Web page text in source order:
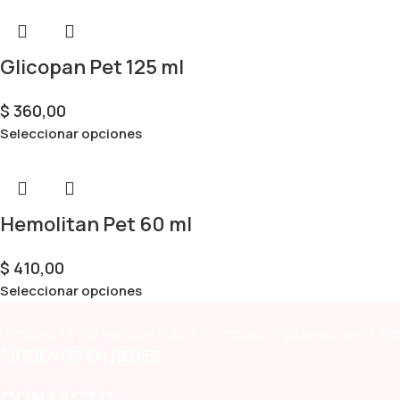
Glicopan Pet 125 ml
$ 360,00
Seleccionar opciones
Hemolitan Pet 60 ml
$ 410,00
Seleccionar opciones